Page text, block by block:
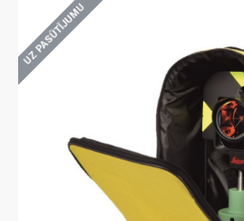
UZ PASŪTĪJUMU